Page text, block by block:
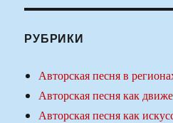
РУБРИКИ
Авторская песня в
Авторская песня как
Авторская песня как